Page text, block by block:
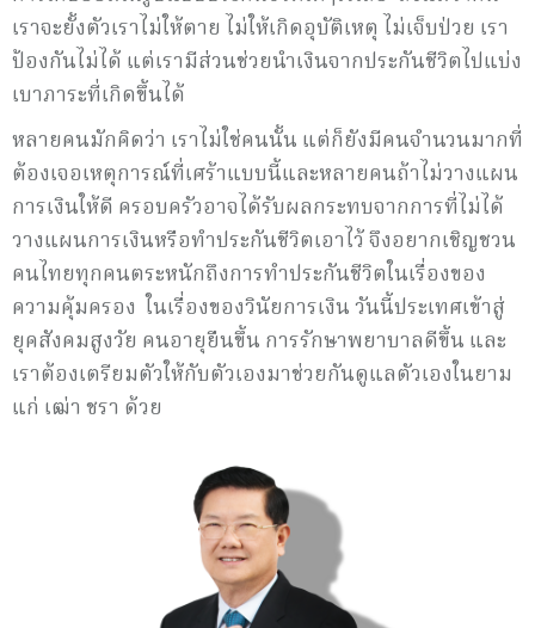
เราจะยั้งตัวเราไม่ให้ตาย ไม่ให้เกิดอุบัติเหตุ ไม่เจ็บป่วย เรา
ป้องกันไม่ได้ แต่เรามีส่วนช่วยนำเงินจากประกันชีวิตไปแบ่ง
เบาภาระที่เกิดขึ้นได้
หลายคนมักคิดว่า เราไม่ใช่คนนั้น แต่ก็ยังมีคนจำนวนมากที่
ต้องเจอเหตุการณ์ที่เศร้าแบบนี้และหลายคนถ้าไม่วางแผน
การเงินให้ดี ครอบครัวอาจได้รับผลกระทบจากการที่ไม่ได้
วางแผนการเงินหรือทำประกันชีวิตเอาไว้ จึงอยากเชิญชวน
คนไทยทุกคนตระหนักถึงการทำประกันชีวิตในเรื่องของ
ความคุ้มครอง ในเรื่องของวินัยการเงิน วันนี้ประเทศเข้าสู่
ยุคสังคมสูงวัย คนอายุยืนขึ้น การรักษาพยาบาลดีขึ้น และ
เราต้องเตรียมตัวให้กับตัวเองมาช่วยกันดูแลตัวเองในยาม
แก่ เฒ่า ชรา ด้วย